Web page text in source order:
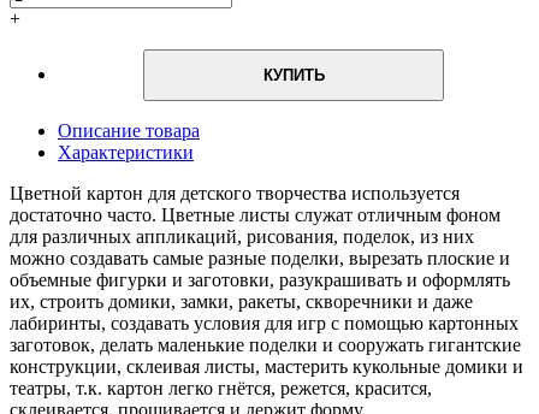
+
КУПИТЬ
Описание товара
Характеристики
Цветной картон для детского творчества используется
достаточно часто. Цветные листы служат отличным фоном
для различных аппликаций, рисования, поделок, из них
можно создавать самые разные поделки, вырезать плоские и
объемные фигурки и заготовки, разукрашивать и оформлять
их, строить домики, замки, ракеты, скворечники и даже
лабиринты, создавать условия для игр с помощью картонных
заготовок, делать маленькие поделки и сооружать гигантские
конструкции, склеивая листы, мастерить кукольные домики и
театры, т.к. картон легко гнётся, режется, красится,
склеивается, прошивается и держит форму.